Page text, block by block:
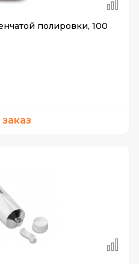
полировки, 100